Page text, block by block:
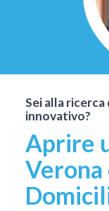
Sei alla
innovativo?
Aprire
Verona